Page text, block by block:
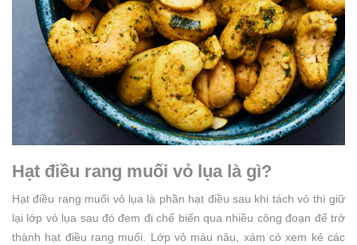
Hạt điều rang muối vỏ lụa là gì?
Hạt điều rang muối vỏ lụa là phần hạt điều sau khi tách vỏ thì giữ
lại lớp vỏ lụa sau đó đem đi chế biến qua nhiều công đoạn để trở
thành hạt điều rang muối. Lớp vỏ màu nâu, xám có xem kẻ các